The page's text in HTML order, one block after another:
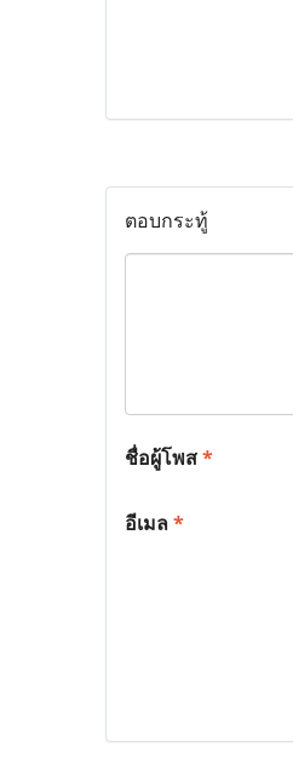
ตอบกระทู้
ชื่อผู้โพส*
อีเมล*